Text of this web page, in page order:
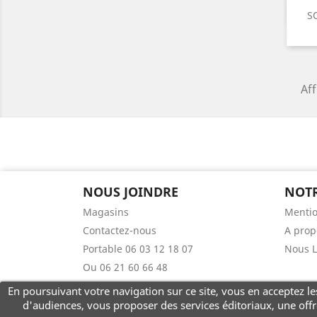
En poursuivant votre navigation sur ce site, vous en
d'audiences, vous proposer des services éditoriaux, une
NOUS JOINDRE
Magasins
Contactez-nous
Portable 06 03 12 18 07
Ou 06 21 60 66 48
A
Nous